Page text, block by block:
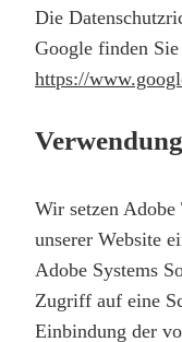
Die
Google finden
https://
Wir setzen
unserer Website
Adobe Systems
Zugriff auf eine
Einbindung der